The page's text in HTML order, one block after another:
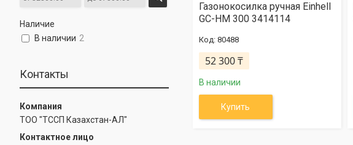
Наличие
В наличии 2
Контакты
ТОО "ТССП Казахстан-АЛ"
Газонокосилка ручная Einhell
GC-HM 300 3414114
80488
52 300 ₸
В наличии
Купить